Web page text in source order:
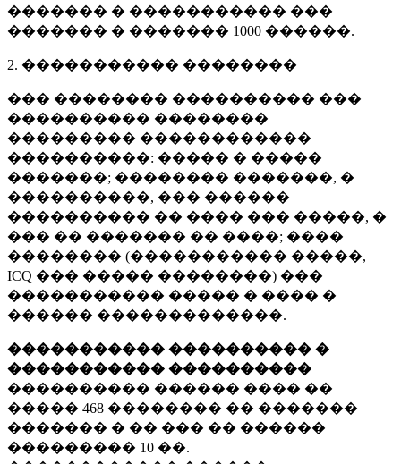
������� � ����������� ���
������� � ������� 1000 ������.
2. ����������� ��������
��� �������� ���������� ���
���������� ��������
��������� ������������
����������: ����� � �����
�������; �������� �������, �
����������, ��� ������
���������� �� ���� ��� �����, �
��� �� ������� �� ����; ����
�������� (����������� �����,
ICQ ��� ����� ��������) ���
����������� ����� � ���� �
������ �������������.
����������� ���������� �
����������� ����������
���������� ������ ���� ��
����� 468 �������� �� �������
������� � �� ��� �� ������
��������� 10 ��.